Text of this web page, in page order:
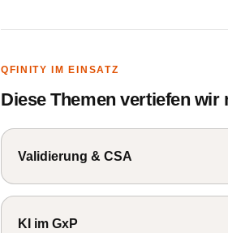
QFINITY IM EINSATZ
Diese Themen vertiefen wir
Validierung & CSA
KI im GxP